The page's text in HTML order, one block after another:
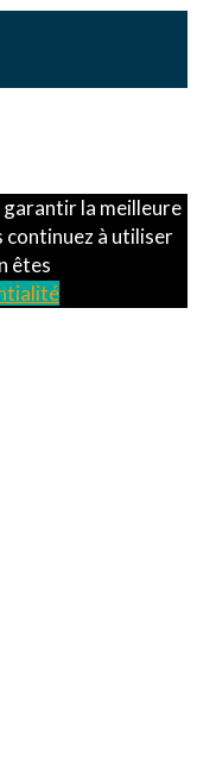
la meilleure
continuez à utiliser
êtes